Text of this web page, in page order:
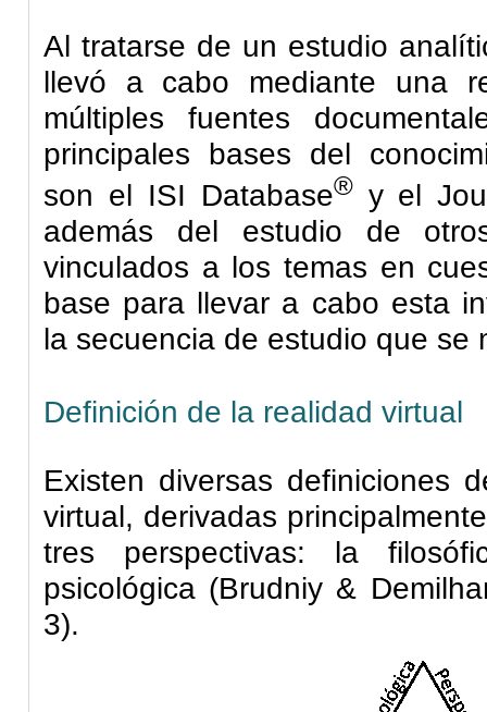
Al tratarse de un estudio
llevó a cabo mediante una
múltiples fuentes
principales bases del
son el ISI Database®y el
además del estudio de
vinculados a los temas en
base para llevar a cabo esta
la secuencia de estudio que se
Definición de la realidad virtual
Existen diversas definiciones
virtual, derivadas
tres perspectivas: la
psicológica (Brudniy &
3).